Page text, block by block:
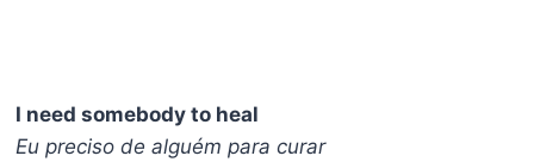
I need somebody to heal
Eu preciso de alguém para curar